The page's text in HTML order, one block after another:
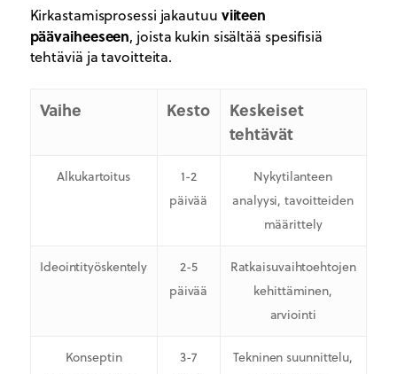
Kirkastamisprosessi jakautuu viiteen
päävaiheeseen, joista kukin sisältää spesifisiä
tehtäviä ja tavoitteita.
Vaihe Kesto
Keskeiset
tehtävät
Alkukartoitus
1-2
päivää
Nykytilanteen
analyysi, tavoitteiden
määrittely
Ideointityöskentely
2-5
päivää
Ratkaisuvaihtoehtojen
kehittäminen,
arviointi
Konseptin
3-7
Tekninen suunnittelu,